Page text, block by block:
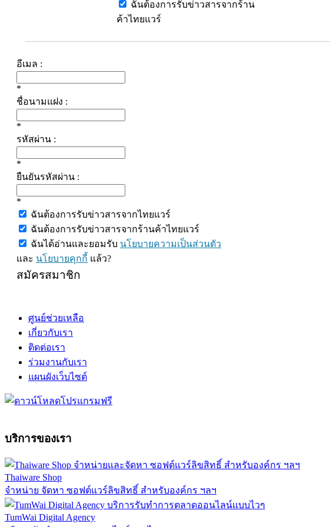
ฉันต้องการรับข่าวสารจากร้าน
ค้าไทยแวร์
อีเมล :
*
ชื่อนามแฝง :
*
รหัสผ่าน :
*
ยืนยันรหัสผ่าน :
*
ฉันต้องการรับข่าวสารจากไทยแวร์
ฉันต้องการรับข่าวสารจากร้านค้าไทยแวร์
ฉันได้อ่านและยอมรับ นโยบายความเป็นส่วนตัว
และ นโยบายคุกกี้ แล้ว?
สมัครสมาชิก
ศูนย์ช่วยเหลือ
เกี่ยวกับเรา
ติดต่อเรา
ร่วมงานกับเรา
แผนผังเว็บไซต์
บริการของเรา
Thaiware Shop
จำหน่าย จัดหา ซอฟต์แวร์ลิขสิทธิ์ สำหรับองค์กร ฯลฯ
TumWai Digital Agency